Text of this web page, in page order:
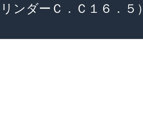
ンダーＣ．Ｃ１６．５